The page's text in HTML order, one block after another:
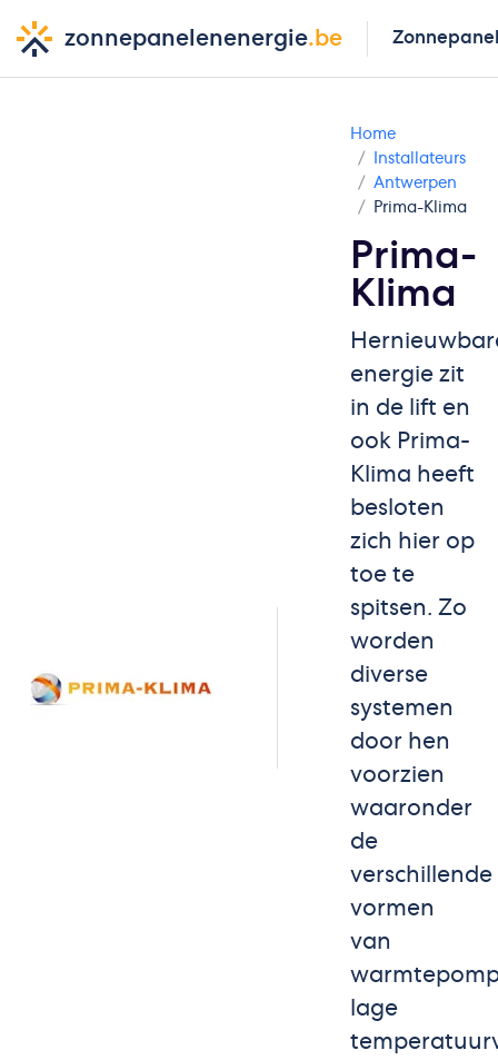
zonnepanelenenergie.be
Home
Installateurs
Antwerpen
Prima-Klima
Prima-
Klima
energie zit
in de lift en
ook Prima-
Klima heeft
besloten
zich hier op
toe te
spitsen. Zo
worden
diverse
systemen
door hen
voorzien
waaronder
de
verschillende
vormen
van
lage